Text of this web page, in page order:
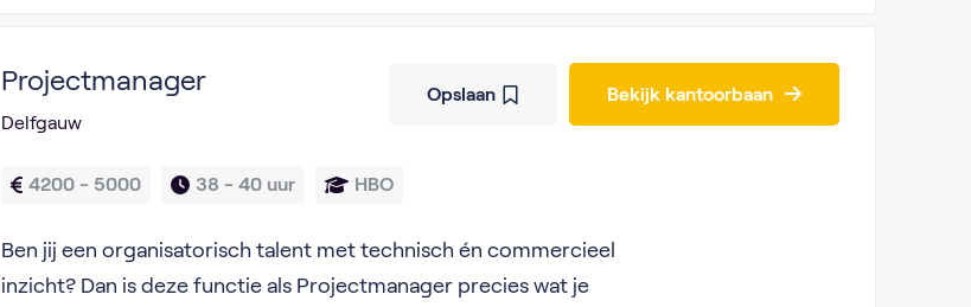
Projectmanager
Delfgauw
4200 - 5000 38 - 40 uur HBO
Ben jij een organisatorisch talent met technisch én commercieel
inzicht? Dan is deze functie als Projectmanager precies wat je
Opslaan Bekijk kantoorbaan